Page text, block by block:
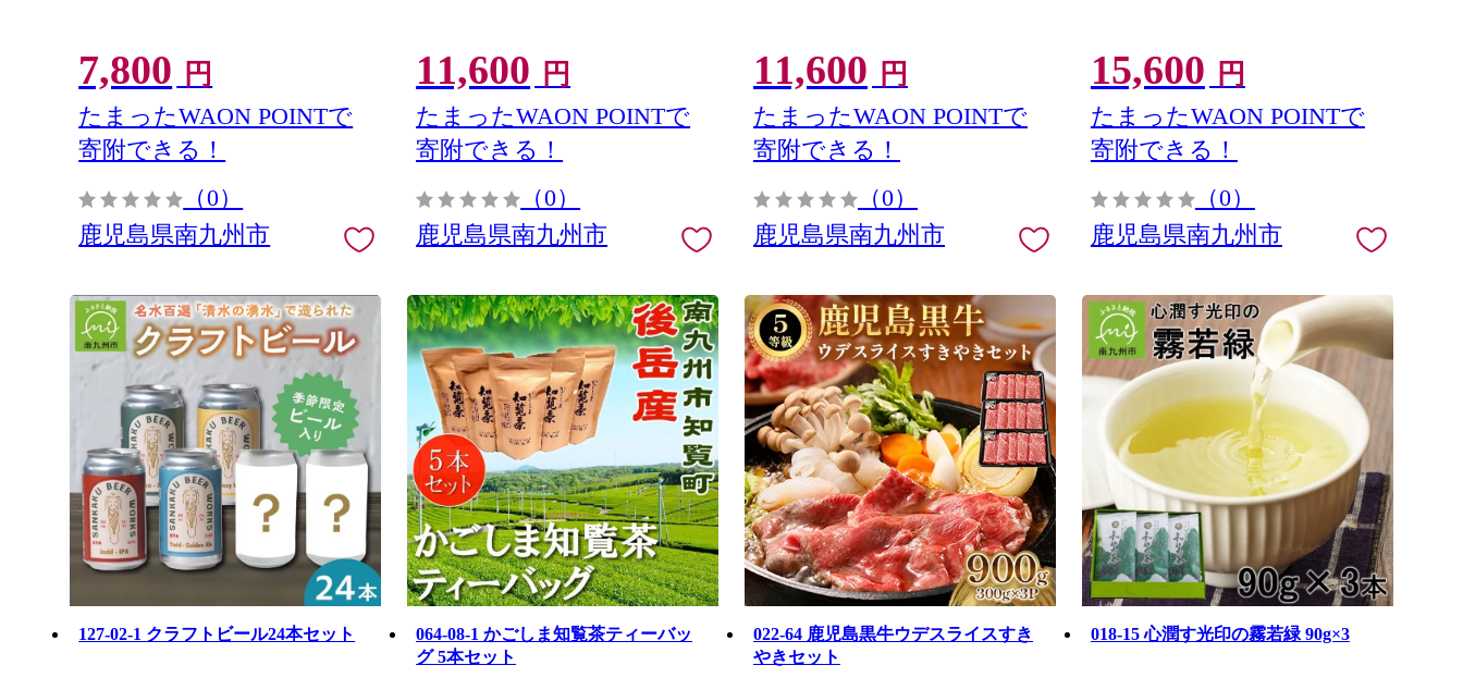
7,800 円
たまったWAON POINTで
寄附できる！
（0）
鹿児島県南九州市
11,600 円
たまったWAON POINTで
寄附できる！
（0）
鹿児島県南九州市
11,600 円
たまったWAON POINTで
寄附できる！
（0）
鹿児島県南九州市
15,600 円
たまったWAON POINTで
寄附できる！
（0）
鹿児島県南九州市
127-02-1 クラフトビール24本セット
064-08-1 かごしま知覧茶ティーバッ
グ 5本セット
022-64 鹿児島黒牛ウデスライスすき
やきセット
018-15 心潤す光印の霧若緑 90g×3